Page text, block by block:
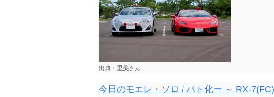
出典： 里美さん
今日のモエレ・ソロ / パト化ー ～ RX-7(FC)